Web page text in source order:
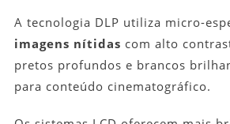
A tecnologia DLP utiliza micro-
imagens nítidas com alto
pretos profundos e brancos
para conteúdo cinematográfico.